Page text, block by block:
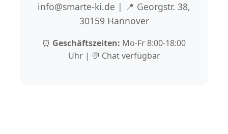
info@smarte-ki.de | 📍 Georgstr. 38,
30159 Hannover
⏰ Geschäftszeiten: Mo-Fr 8:00-18:00
Uhr | 💬 Chat verfügbar